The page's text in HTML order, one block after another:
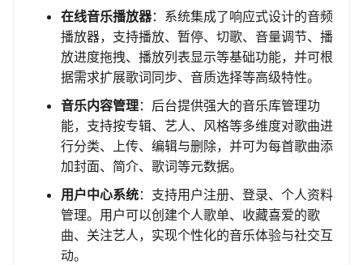
在线音乐播放器：系统集成了响应式设计的音频
播放器，支持播放、暂停、切歌、音量调节、播
放进度拖拽、播放列表显示等基础功能，并可根
据需求扩展歌词同步、音质选择等高级特性。
音乐内容管理：后台提供强大的音乐库管理功
能，支持按专辑、艺人、风格等多维度对歌曲进
行分类、上传、编辑与删除，并可为每首歌曲添
加封面、简介、歌词等元数据。
用户中心系统：支持用户注册、登录、个人资料
管理。用户可以创建个人歌单、收藏喜爱的歌
曲、关注艺人，实现个性化的音乐体验与社交互
动。